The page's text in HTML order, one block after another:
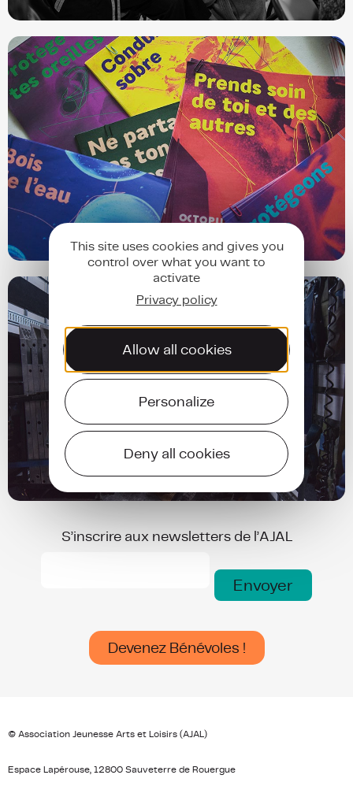
S’inscrire aux newsletters de l’AJAL
(Nécessaire)
Envoyer
Devenez Bénévoles !
© Association Jeunesse Arts et Loisirs (AJAL)
Espace Lapérouse, 12800 Sauveterre de Rouergue
This site uses cookies and gives you
control over what you want to
activate
Privacy policy
Allow all cookies
Personalize
Deny all cookies